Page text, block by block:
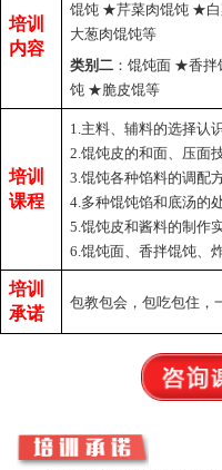
培训
内容
馄饨 ★芹菜肉馄饨 ★
大葱肉馄饨等
类别二 ：馄饨面 ★香拌
饨 ★脆皮馄等
培训
课程
1.主料、辅料的选择认
2.馄饨皮的和面、压面
3.馄饨各种馅料的调配方
4.多种馄饨馅和底汤的
5.馄饨皮和酱料的制作
6.馄饨面、香拌馄饨、
培训
承诺
包教包会，包吃包住，